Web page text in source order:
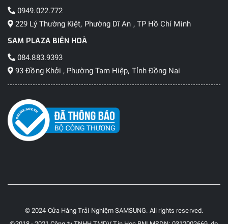
0949.022.772
229 Lý Thường Kiệt, Phường Dĩ An , TP Hồ Chí Minh
SAM PLAZA BIÊN HOÀ
084.883.9393
93 Đồng Khởi , Phường Tam Hiệp, Tỉnh Đồng Nai
© 2024 Cửa Hàng Trải Nghiệm SAMSUNG. All rights reserved.